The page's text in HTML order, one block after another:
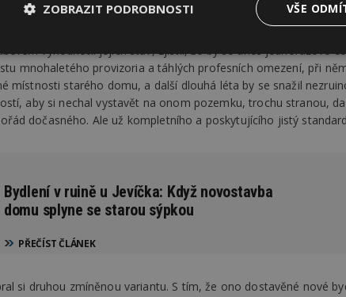
vesnice, už zástavba existovala. Přesněji, stály tu dva
hospodářský. Kamenná stodola s chlévem. Když ale ve
vyhodnotil jejich stav, zjistil, že by se dnes jednorázové
mnohaletého provizoria a táhlých profesních omezení, při
místnosti starého domu, a další dlouhá léta by se snažil
aby si nechal vystavět na onom pozemku, trochu stranou,
dočasného. Ale už kompletního a poskytujícího jistý
Bydlení v ruině u Jevíčka: Když novostavba
domu splyne se starou sýpkou
PŘEČÍST ČLÁNEK
si druhou zmíněnou variantu. S tím, že ono dostavěné nové
VŠE
ZOBRAZIT PODROBNOSTI
Nezbytně
nutné soubory
Výkonové
soubory
Soubory cílení
Nezbytně nutné soubory cookie umožňují základní funkce webových
Webové stránky nelze bez nezbytně nutných souborů cookie správně
_hjIncludedInPageviewSample
Hotjar Ltd
www.estav.cz
2
minuty
Tento
Hotjar o